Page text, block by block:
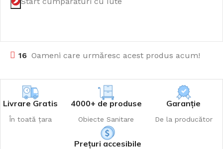
16 Oameni care urmăresc acest produs acum!
Livrare Gratis
În toată țara
4000+ de produse
Obiecte Sanitare
Garanție
De la producător
Prețuri accesibile